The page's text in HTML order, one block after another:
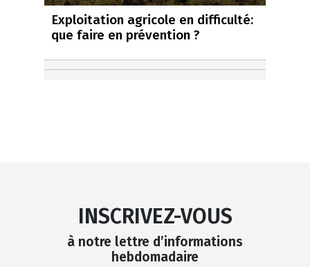
Exploitation agricole en difficulté:
que faire en prévention ?
INSCRIVEZ-VOUS
à notre lettre d’informations
hebdomadaire